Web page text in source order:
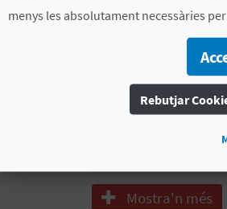
CERTIFICATS
ISO
# SERVEIS
Mostra'n més
menys les absolutament necessàries
Rebutjar